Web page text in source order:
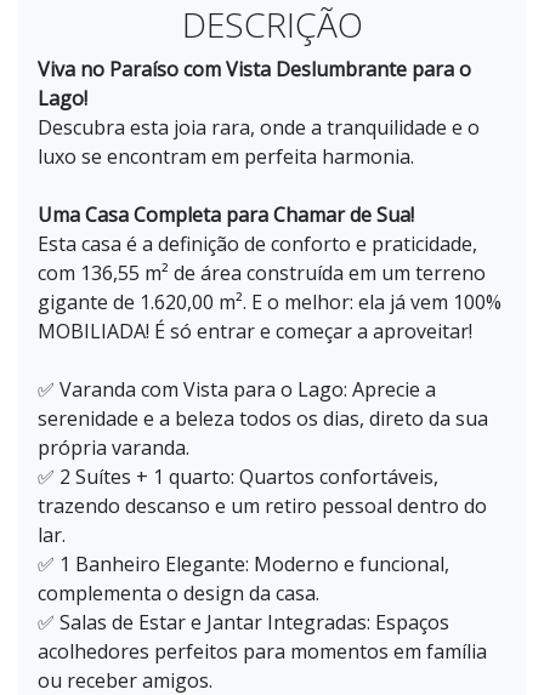
DESCRIÇÃO
Viva no Paraíso com Vista Deslumbrante para o
Lago!
Descubra esta joia rara, onde a tranquilidade e o
luxo se encontram em perfeita harmonia.
Uma Casa Completa para Chamar de Sua!
Esta casa é a definição de conforto e praticidade,
com 136,55 m² de área construída em um terreno
gigante de 1.620,00 m². E o melhor: ela já vem 100%
MOBILIADA! É só entrar e começar a aproveitar!
✅ Varanda com Vista para o Lago: Aprecie a
serenidade e a beleza todos os dias, direto da sua
própria varanda.
✅ 2 Suítes + 1 quarto: Quartos confortáveis,
trazendo descanso e um retiro pessoal dentro do
lar.
✅ 1 Banheiro Elegante: Moderno e funcional,
complementa o design da casa.
✅ Salas de Estar e Jantar Integradas: Espaços
acolhedores perfeitos para momentos em família
ou receber amigos.